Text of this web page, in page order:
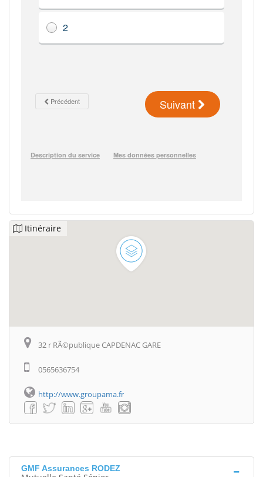
Itinéraire
32 r RÃ©publique CAPDENAC GARE
0565636754
http://www.groupama.fr
GMF Assurances RODEZ